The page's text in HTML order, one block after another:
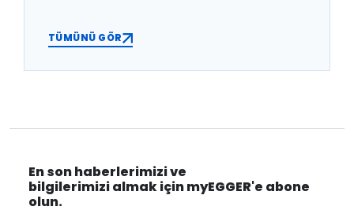
TÜMÜNÜ GÖR
En son haberlerimizi ve
bilgilerimizi almak için myEGGER'e abone
olun.